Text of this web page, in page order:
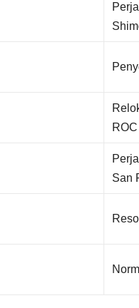
ROC
San